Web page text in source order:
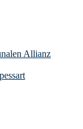
Allianz